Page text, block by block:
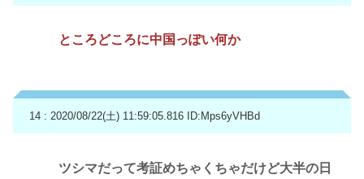
ところどころに中国っぽい何か
14 : 2020/08/22(土) 11:59:05.816 ID:Mps6yVHBd
ツシマだって考証めちゃくちゃだけど大半の日